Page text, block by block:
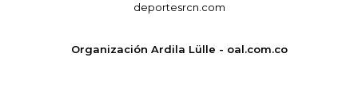
deportesrcn.com
Organización Ardila Lülle - oal.com.co